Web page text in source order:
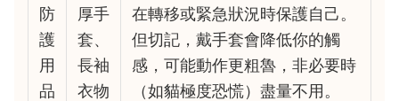
防
護
用
品
厚手
套、
長袖
衣物
在轉移或緊急狀況時保護自己。
但切記，戴手套會降低你的觸
感，可能動作更粗魯，非必要時
（如貓極度恐慌）盡量不用。